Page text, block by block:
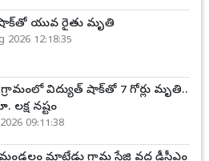
యువ రైతు మృతి
2026 12:18:35
విద్యుత్ షాక్‌తో 7 గోర్లు మృతి..
లక్ష నష్టం
09:11:38